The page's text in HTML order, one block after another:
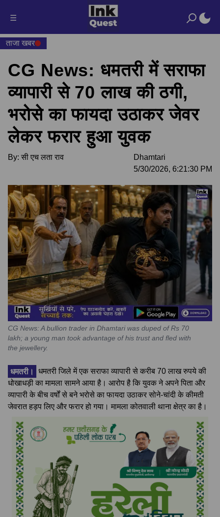
☰
ताजा खबर
CG News: धमतरी में सराफा
व्यापारी से 70 लाख की ठगी,
भरोसे का फायदा उठाकर जेवर
लेकर फरार हुआ युवक
By: सी एच लता राव
Dhamtari
5/30/2026, 6:21:30 PM
CG News: A bullion trader in Dhamtari was duped of Rs 70
lakh; a young man took advantage of his trust and fled with
the jewellery.
धमतरी।
धमतरी जिले में एक सराफा व्यापारी से करीब 70 लाख रुपये की
धोखाधड़ी का मामला सामने आया है। आरोप है कि युवक ने अपने पिता और
व्यापारी के बीच वर्षों से बने भरोसे का फायदा उठाकर सोने-चांदी के कीमती
जेवरात हड़प लिए और फरार हो गया। मामला कोतवाली थाना क्षेत्र का है।